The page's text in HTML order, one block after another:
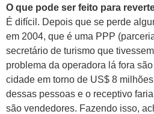
O que pode ser feito para
É difícil. Depois que se perde
em 2004, que é uma PPP
secretário de turismo que
problema da operadora lá fora
cidade em torno de US$ 8
dessas pessoas e o receptivo
são vendedores. Fazendo isso,